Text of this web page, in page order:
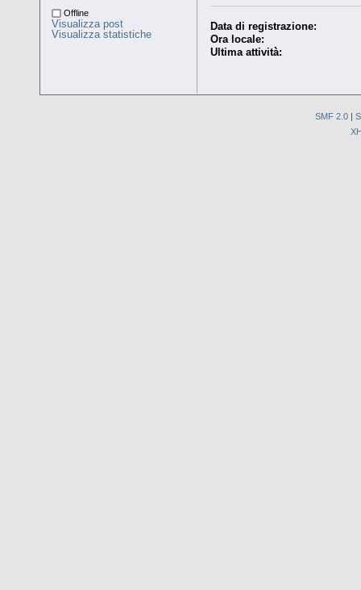
Offline
Visualizza post
Visualizza statistiche
Data di registrazione:
Ora locale:
Ultima attività:
SMF 2.0 |